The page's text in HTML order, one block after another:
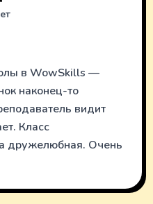
в WowSkills —
наконец-то
видит
Класс
дружелюбная. Очень